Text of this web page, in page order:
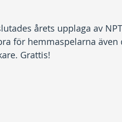
årets upplaga av
för hemmaspelarna även
Grattis!